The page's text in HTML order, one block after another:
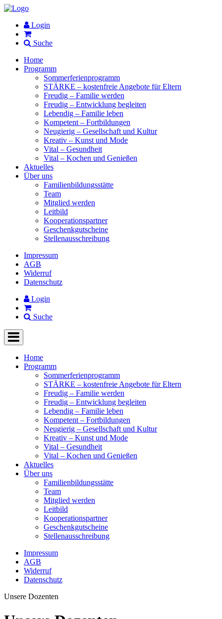
Login
Suche
Home
Programm
Sommerferienprogramm
STÄRKE – kostenfreie Angebote für Eltern
Freudig – Familie werden
Freudig – Entwicklung begleiten
Lebendig – Familie leben
Kompetent – Fortbildungen
Neugierig – Gesellschaft und Kultur
Kreativ – Kunst und Mode
Vital – Gesundheit
Vital – Kochen und Genießen
Aktuelles
Über uns
Familienbildungsstätte
Team
Mitglied werden
Leitbild
Kooperationspartner
Geschenkgutscheine
Stellenausschreibung
Impressum
AGB
Widerruf
Datenschutz
Login
Suche
Home
Programm
Sommerferienprogramm
STÄRKE – kostenfreie Angebote für Eltern
Freudig – Familie werden
Freudig – Entwicklung begleiten
Lebendig – Familie leben
Kompetent – Fortbildungen
Neugierig – Gesellschaft und Kultur
Kreativ – Kunst und Mode
Vital – Gesundheit
Vital – Kochen und Genießen
Aktuelles
Über uns
Familienbildungsstätte
Team
Mitglied werden
Leitbild
Kooperationspartner
Geschenkgutscheine
Stellenausschreibung
Impressum
AGB
Widerruf
Datenschutz
Unsere Dozenten